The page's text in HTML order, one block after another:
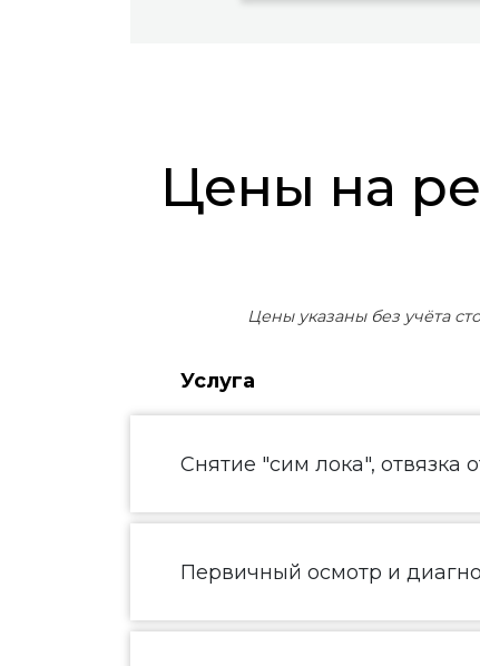
Цены на ремонт телефонов OnePlus Nord
Цены указаны без учёта
Услуга
Снятие "сим лока", отвязка
Первичный осмотр и